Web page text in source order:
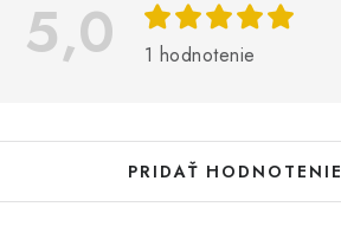
5,0 1 hodnotenie
PRIDAŤ HODNOTENIE